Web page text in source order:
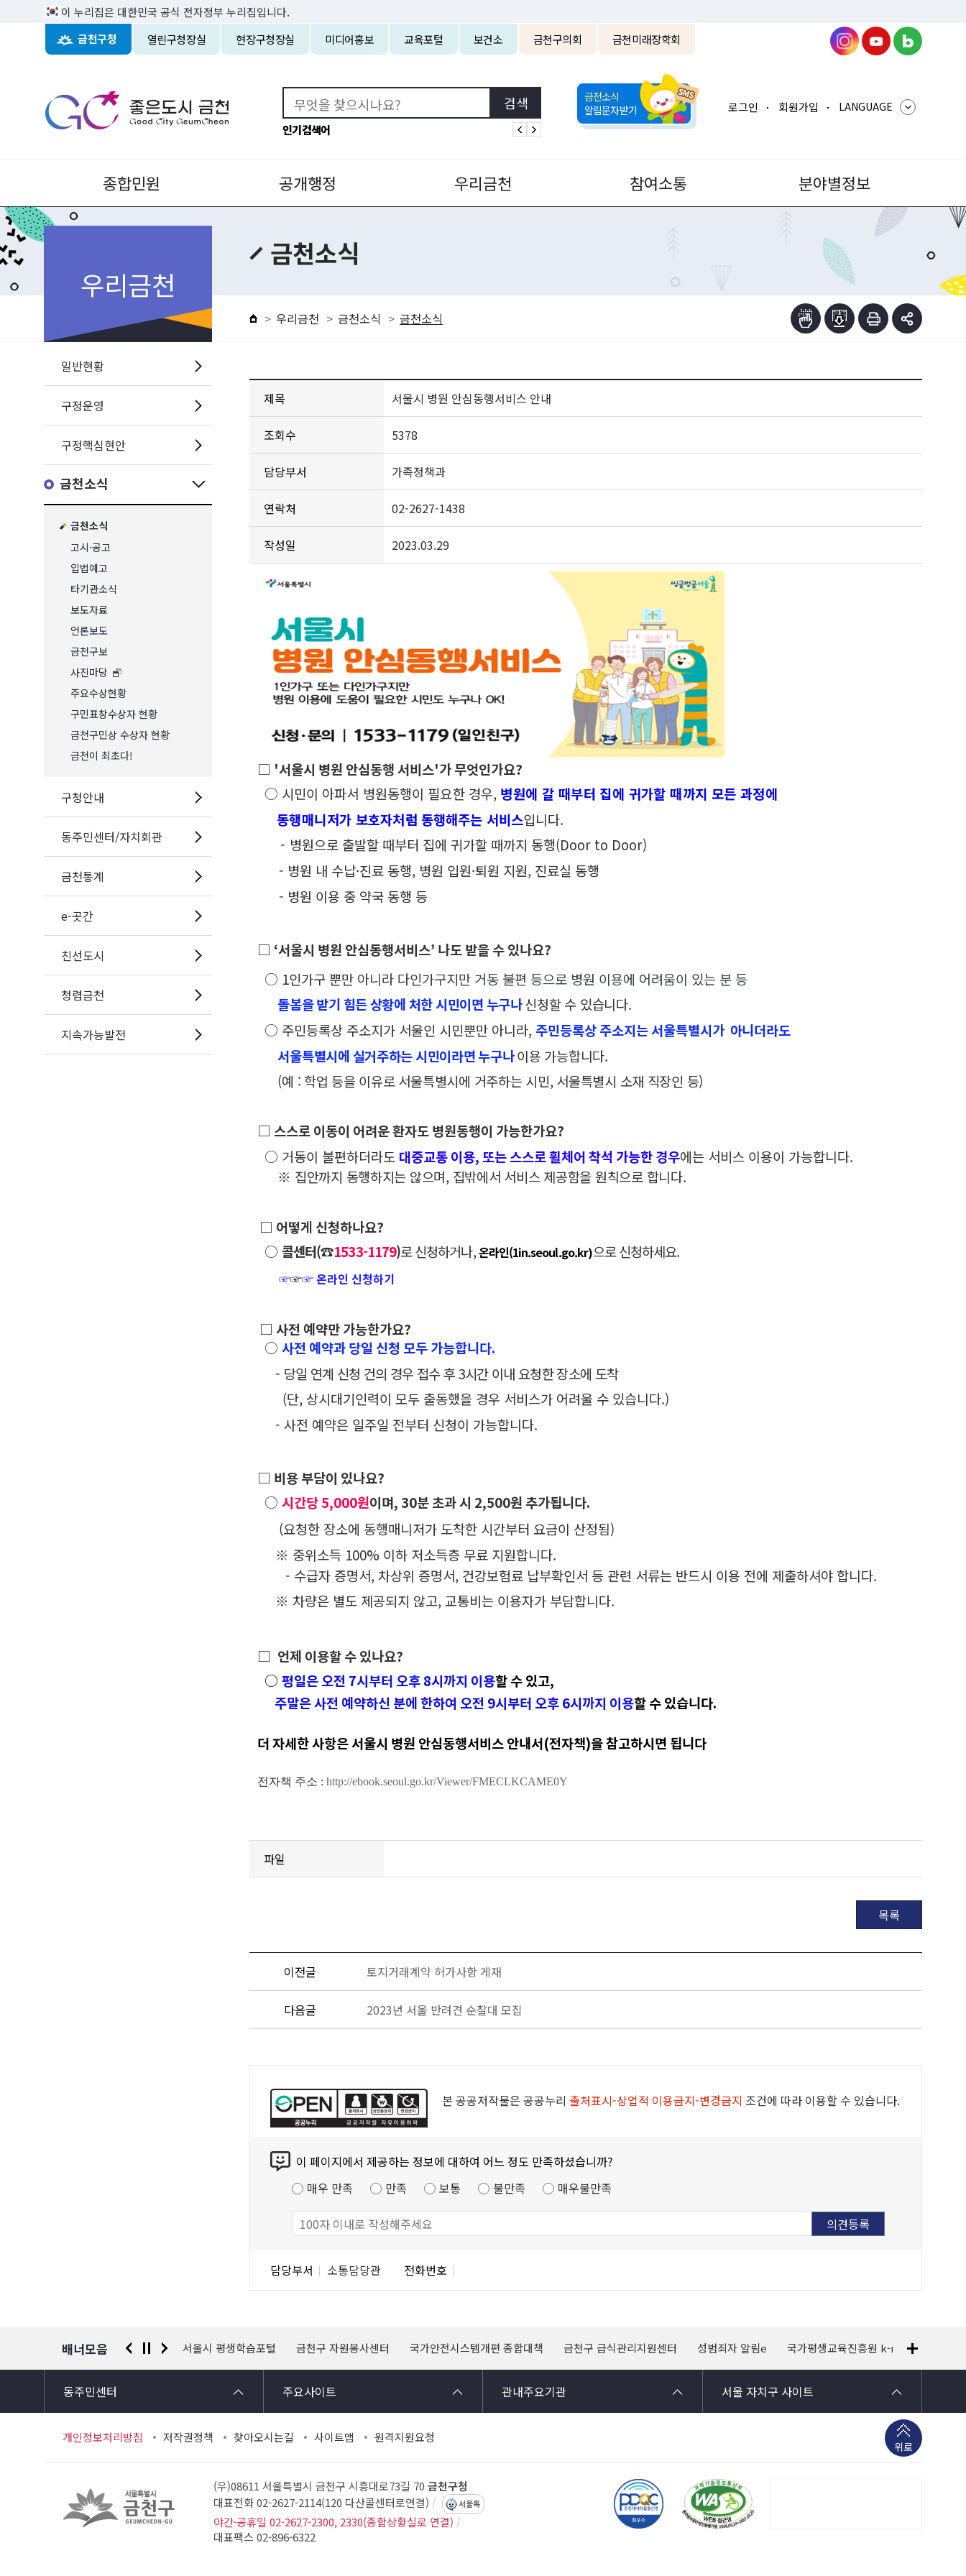
이 누리집은 대한민국 공식 전자정부 누리집입니다.
금천구청 열린구청장실 현장구청장실 미디어홍보 교육포털 보건소 금천구의회 금천미래장학회
인기검색어
금천소식
알림문자받기
로그인 회원가입 LANGUAGE
종합민원 공개행정 우리금천 참여소통 분야별정보
우리금천
일반현황
구정운영
구정핵심현안
금천소식
금천소식
고시·공고
입법예고
타기관소식
보도자료
언론보도
금천구보
사진마당
주요수상현황
구민표창수상자 현황
금천구민상 수상자 현황
금천이 최초다!
구청안내
동주민센터/자치회관
금천통계
e-곳간
친선도시
청렴금천
지속가능발전
금천소식
우리금천 금천소식 금천소식
제목 서울시 병원 안심동행서비스 안내
조회수 5378
담당부서 가족정책과
연락처 02-2627-1438
작성일 2023.03.29
□ '서울시 병원 안심동행 서비스'가 무엇인가요?
○ 시민이 아파서 병원동행이 필요한 경우, 병원에 갈 때부터 집에 귀가할 때까지 모든 과정에
동행매니저가 보호자처럼 동행해주는 서비스입니다.
- 병원으로 출발할 때부터 집에 귀가할 때까지 동행(Door to Door)
- 병원 내 수납·진료 동행, 병원 입원·퇴원 지원, 진료실 동행
- 병원 이용 중 약국 동행 등
□ ‘서울시 병원 안심동행서비스’ 나도 받을 수 있나요?
○ 1인가구 뿐만 아니라 다인가구지만 거동 불편 등으로 병원 이용에 어려움이 있는 분 등
돌봄을 받기 힘든 상황에 처한 시민이면 누구나신청할 수 있습니다.
○ 주민등록상 주소지가 서울인 시민뿐만 아니라, 주민등록상 주소지는 서울특별시가 아니더라도
서울특별시에 실거주하는 시민이라면 누구나이용 가능합니다.
(예 : 학업 등을 이유로 서울특별시에 거주하는 시민, 서울특별시 소재 직장인 등)
□ 스스로 이동이 어려운 환자도 병원동행이 가능한가요?
○ 거동이 불편하더라도 대중교통 이용, 또는 스스로 휠체어 착석 가능한 경우에는 서비스 이용이 가능합니다.
※ 집안까지 동행하지는 않으며, 집밖에서 서비스 제공함을 원칙으로 합니다.
□ 어떻게 신청하나요?
○ 콜센터(☎1533-1179)로 신청하거나,온라인(1in.seoul.go.kr)으로 신청하세요.
☞☞☞ 온라인 신청하기
□ 사전 예약만 가능한가요?
○ 사전 예약과 당일 신청 모두 가능합니다.
- 당일 연계 신청 건의 경우 접수 후3시간 이내 요청한 장소에 도착
(단, 상시대기인력이 모두 출동했을 경우 서비스가 어려울 수 있습니다.)
- 사전 예약은 일주일 전부터 신청이 가능합니다.
□ 비용 부담이 있나요?
○ 시간당 5,000원이며, 30분 초과 시 2,500원 추가됩니다.
(요청한 장소에 동행매니저가 도착한 시간부터 요금이 산정됨)
※ 중위소득 100% 이하 저소득층 무료 지원합니다.
- 수급자 증명서, 차상위 증명서, 건강보험료 납부확인서 등 관련 서류는 반드시 이용 전에 제출하셔야 합니다.
※ 차량은 별도 제공되지 않고, 교통비는 이용자가 부담합니다.
□ 언제 이용할 수 있나요?
○ 평일은 오전 7시부터 오후 8시까지 이용할 수 있고,
주말은 사전 예약하신 분에 한하여 오전 9시부터 오후 6시까지 이용할 수 있습니다.
더 자세한 사항은 서울시 병원 안심동행서비스 안내서(전자책)을 참고하시면 됩니다
전자책 주소 : http://ebook.seoul.go.kr/Viewer/FMECLKCAME0Y
파일
목록
이전글 토지거래계약 허가사항 게재
다음글 2023년 서울 반려견 순찰대 모집
본 공공저작물은 공공누리 출처표시-상업적 이용금지-변경금지 조건에 따라 이용할 수 있습니다.
이 페이지에서 제공하는 정보에 대하여 어느 정도 만족하셨습니까?
매우 만족
만족 보통 불만족 매우불만족
담당부서 소통담당관 전화번호
배너모음
경찰청 유실물 통합포털 서울시 평생학습포털 금천구 자원봉사센터 국가안전시스템개편 종합대책 금천구 급식관리지원센터 성범죄자 알림e 국가평생교육진흥원 k-mooc
동주민센터 주요사이트 관내주요기관 서울 자치구 사이트
개인정보처리방침 저작권정책 찾아오시는길 사이트맵 원격지원요청
위로
(우)08611 서울특별시 금천구 시흥대로73길 70 금천구청
대표전화 02-2627-2114(120 다산콜센터로연결) 서울톡
야간·공휴일 02-2627-2300, 2330(종합상황실로 연결)
대표팩스 02-896-6322